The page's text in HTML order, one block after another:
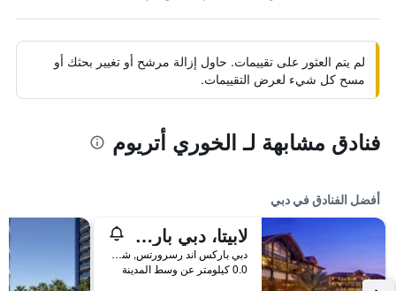
لم يتم العثور على تقييمات. حاول إزالة مرشح أو تغيير بحثك أو
مسح كل شيء لعرض التقييمات.
فنادق مشابهة لـ الخوري أتريوم
أفضل الفنادق في دبي
لابيتا، دبي باركس آند ريزورتس، أوتوغراف كوليكشن
دبي باركس اند رسرورتس, شارع الشيخ زايد, دبي, الامارات العربية المتحدة
0.0 كيلومتر عن وسط المدينة